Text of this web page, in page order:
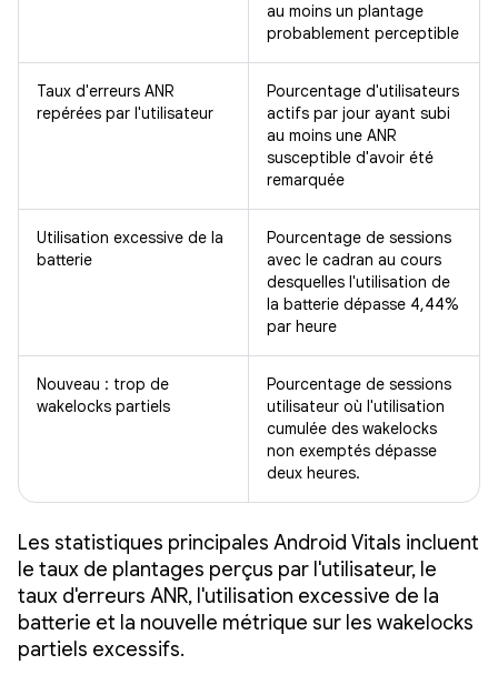
au moins un plantage
probablement perceptible
Taux d'erreurs ANR
repérées par l'utilisateur
Pourcentage d'utilisateurs
actifs par jour ayant subi
au moins une ANR
susceptible d'avoir été
remarquée
Utilisation excessive de la
batterie
Pourcentage de sessions
avec le cadran au cours
desquelles l'utilisation de
la batterie dépasse 4,44%
par heure
Nouveau : trop de
wakelocks partiels
Pourcentage de sessions
utilisateur où l'utilisation
cumulée des wakelocks
non exemptés dépasse
deux heures.
Les statistiques principales Android Vitals incluent
le taux de plantages perçus par l'utilisateur, le
taux d'erreurs ANR, l'utilisation excessive de la
batterie et la nouvelle métrique sur les wakelocks
partiels excessifs.